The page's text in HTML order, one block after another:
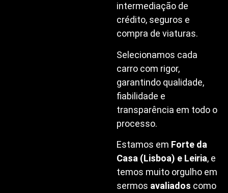
intermediação de
crédito, seguros e
compra de viaturas.
Selecionamos cada
carro com rigor,
garantindo qualidade,
fiabilidade e
transparência em todo o
processo.
Estamos em Forte da
Casa (Lisboa) e Leiria, e
temos muito orgulho em
sermos avaliados como